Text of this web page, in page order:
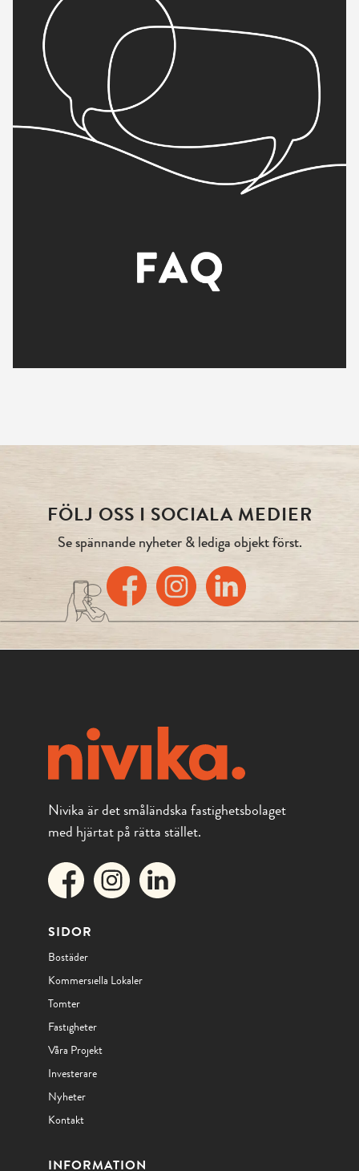
FÖLJ OSS I SOCIALA MEDIER
Se spännande nyheter & lediga objekt först.
Nivika är det småländska fastighetsbolaget
med hjärtat på rätta stället.
SIDOR
Bostäder
Kommersiella Lokaler
Tomter
Fastigheter
Våra Projekt
Investerare
Nyheter
Kontakt
INFORMATION